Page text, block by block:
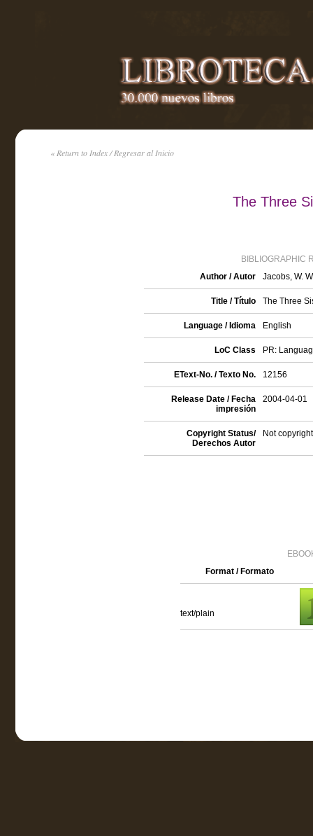
« Return to Index / Regresar al Inicio
The Three
BIBLIOGRAPHIC
Author / Autor
Jacobs, W.
Title / Título The Three
Language / Idioma English
LoC Class PR:
EText-No. / Texto No. 12156
Release Date / Fecha
impresión
2004-04-01
Copyright Status/
Derechos Autor
Not
Format / Formato
text/plain